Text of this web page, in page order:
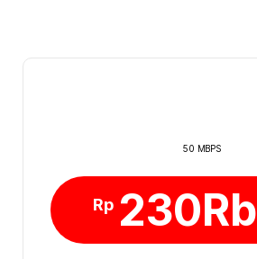
50 MBPS
Rp 230Rb